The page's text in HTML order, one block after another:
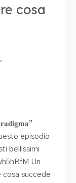
cosa
,
episodio
bellissimi
Un
cosa succede